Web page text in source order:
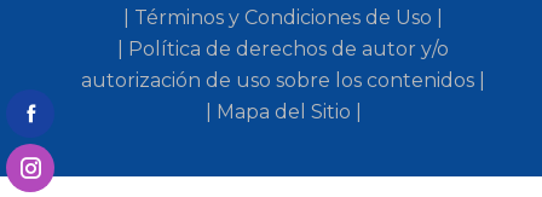
| Términos y Condiciones de Uso |
| Política de derechos de autor y/o
autorización de uso sobre los contenidos |
| Mapa del Sitio |